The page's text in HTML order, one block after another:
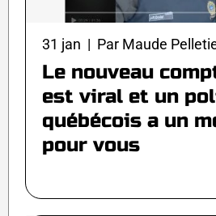
31 jan | Par Maude
Le nouveau
est viral et un
québécois a un
pour vous